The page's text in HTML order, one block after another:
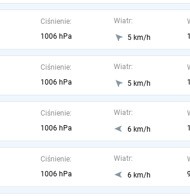
Ciśnienie:
1006 hPa
Wiatr:
5 km/h
Ciśnienie:
1006 hPa
Wiatr:
5 km/h
Ciśnienie:
1006 hPa
Wiatr:
6 km/h
Ciśnienie:
1006 hPa
Wiatr:
6 km/h